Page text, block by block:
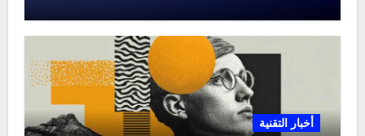
أخبار التقنية